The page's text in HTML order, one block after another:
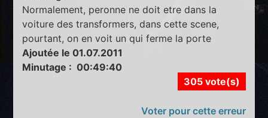
Normalement, peronne ne doit etre dans la
voiture des transformers, dans cette scene,
pourtant, on en voit un qui ferme la porte
Ajoutée le 01.07.2011
Minutage : 00:49:40
305 vote(s)
Voter pour cette erreur